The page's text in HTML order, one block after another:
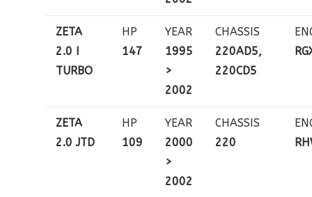
ZETA
2.0 I
TURBO
HP
147
YEAR
1995
>
2002
CHASSIS
220AD5,
220CD5
ZETA
2.0 JTD
HP
109
YEAR
2000
>
2002
CHASSIS
220